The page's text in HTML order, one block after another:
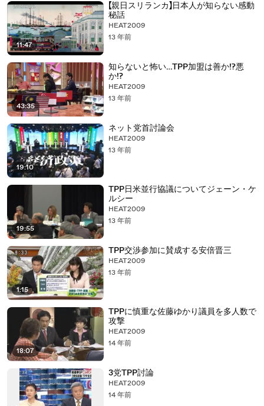
11:47
【親日スリランカ】日本人が知らない感動
秘話
HEAT2009
13 年前
43:35
知らないと怖い…TPP加盟は善か!?悪
か!?
HEAT2009
13 年前
19:10
ネット党首討論会
HEAT2009
13 年前
19:55
TPP日米並行協議についてジェーン・ケ
ルシー
HEAT2009
13 年前
1:15
TPP交渉参加に賛成する安倍晋三
HEAT2009
13 年前
18:07
TPPに慎重な佐藤ゆかり議員を多人数で
攻撃
HEAT2009
14 年前
3党TPP討論
HEAT2009
14 年前